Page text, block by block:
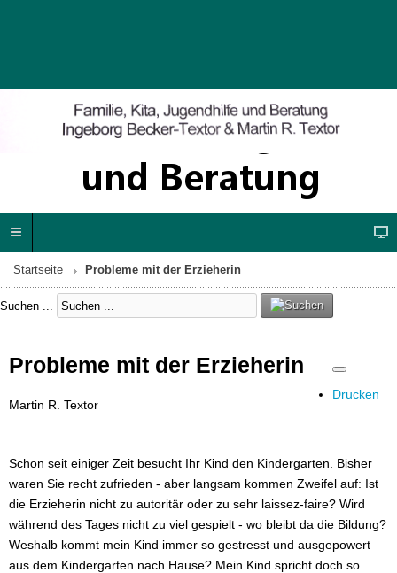
Startseite Probleme mit der Erzieherin
Suchen ...
Drucken
Probleme mit der Erzieherin
Martin R. Textor
Schon seit einiger Zeit besucht Ihr Kind den Kindergarten. Bisher
waren Sie recht zufrieden - aber langsam kommen Zweifel auf: Ist
die Erzieherin nicht zu autoritär oder zu sehr laissez-faire? Wird
während des Tages nicht zu viel gespielt - wo bleibt da die Bildung?
Weshalb kommt mein Kind immer so gestresst und ausgepowert
aus dem Kindergarten nach Hause? Mein Kind spricht doch so